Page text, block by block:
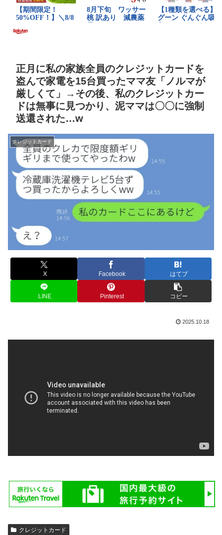
正月に私の家族全員のクレジットカードを
盗んで家電を15台買ったママ友「ノルマが
厳しくて」→その後、私のクレジットカー
ドは無事に見つかり、泥ママは〇〇に強制
送還された…w
クレジットカード
X Facebook はてブ
LINE Pinterest コピー
2025.10.18
クレジットカード